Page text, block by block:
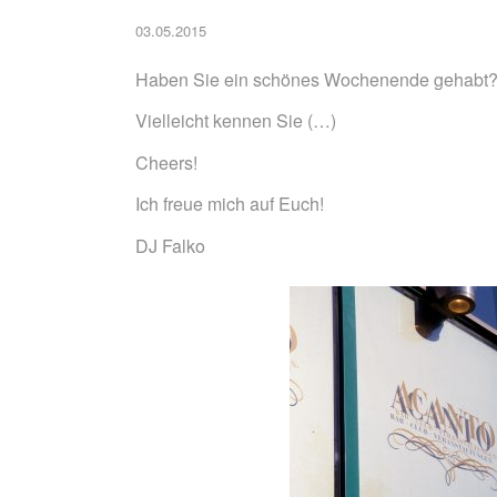
03.05.2015
Haben Sie ein schönes Wochenende gehabt?
Vielleicht kennen Sie (…)
Cheers!
Ich freue mich auf Euch!
DJ Falko